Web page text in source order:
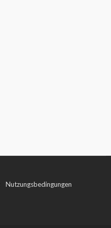
Nutzungsbedingungen